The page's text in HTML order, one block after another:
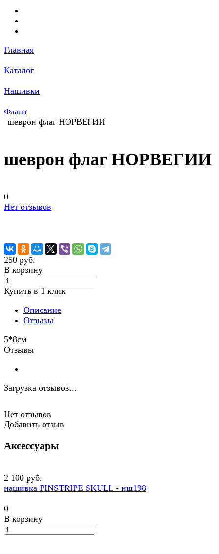
Главная
Каталог
Нашивки
Флаги
шеврон флаг НОРВЕГИИ
шеврон флаг НОРВЕГИИ
0
Нет отзывов
250 руб.
В корзину
Купить в 1 клик
Описание
Отзывы
5*8см
Отзывы
Загрузка отзывов...
Нет отзывов
Добавить отзыв
Аксессуары
2 100 руб.
нашивка PINSTRIPE SKULL - нш198
0
В корзину